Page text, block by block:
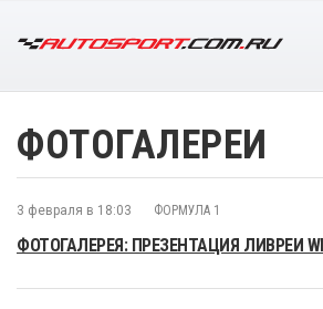
ФОТОГАЛЕРЕИ
3 февраля в 18:03 ФОРМУЛА 1
ФОТОГАЛЕРЕЯ: ПРЕЗЕНТАЦИЯ ЛИВРЕИ